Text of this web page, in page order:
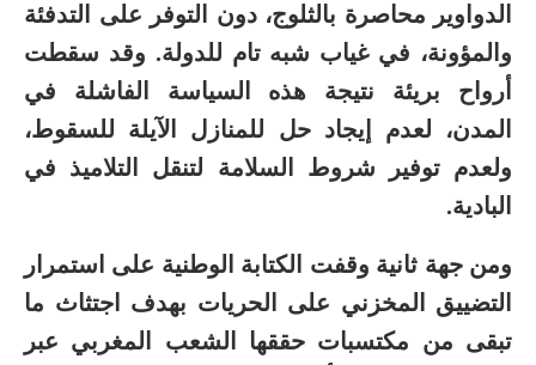
الدواوير محاصرة بالثلوج، دون التوفر على التدفئة
والمؤونة، في غياب شبه تام للدولة. وقد سقطت
أرواح بريئة نتيجة هذه السياسة الفاشلة في
المدن، لعدم إيجاد حل للمنازل الآيلة للسقوط،
ولعدم توفير شروط السلامة لتنقل التلاميذ في
البادية.
ومن جهة ثانية وقفت الكتابة الوطنية على استمرار
التضييق المخزني على الحريات بهدف اجتثاث ما
تبقى من مكتسبات حققها الشعب المغربي عبر